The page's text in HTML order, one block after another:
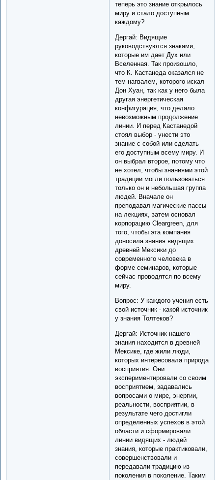
теперь это знание открылось
миру и стало доступным
каждому?
Дергай: Видящие
руководствуются знаками,
которые им дает Дух или
Вселенная. Так произошло,
что К. Кастанеда оказался не
тем нагвалем, которого искал
Дон Хуан, так как у него была
другая энергетическая
конфигурация, что делало
невозможным продолжение
линии. И перед Кастанедой
стоял выбор - унести это
знание с собой или сделать
его доступным всему миру. И
он выбрал второе, потому что
не хотел, чтобы знаниями этой
традиции могли пользоваться
только он и небольшая группа
людей. Вначале он
преподавал магические пассы
на лекциях, затем основал
корпорацию Cleargreen, для
того, чтобы эта компания
доносила знания видящих
древней Мексики до
современного человека в
форме семинаров, которые
сейчас проводятся по всему
миру.
Вопрос: У каждого учения есть
свой источник - какой источник
у знания Толтеков?
Дергай: Источник нашего
знания находится в древней
Мексике, где жили люди,
которых интересовала природа
восприятия. Они
экспериментировали со своим
восприятием, задавались
вопросами о мире, энергии,
реальности, восприятии, в
результате чего достигли
определенных успехов в этой
области и сформировали
линии видящих - людей
знания, которые практиковали,
совершенствовали и
передавали традицию из
поколения в поколение. Таким